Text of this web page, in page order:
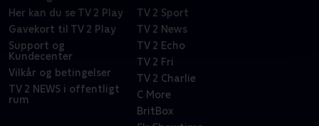
Her kan du se TV 2 Play
Gavekort til TV 2 Play
Support og
Kundecenter
Vilkår og betingelser
TV 2 NEWS i offentligt
rum
TV 2 Sport
TV 2 News
TV 2 Echo
TV 2 Fri
TV 2 Charlie
C More
BritBox